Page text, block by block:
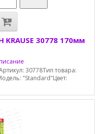
30778 170мм
30778Тип товара:
"Standard"Цвет: